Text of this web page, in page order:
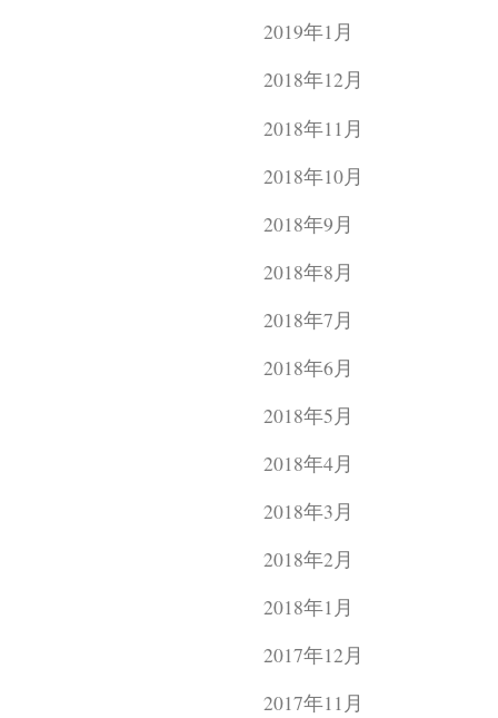
2019年1月
2018年12月
2018年11月
2018年10月
2018年9月
2018年8月
2018年7月
2018年6月
2018年5月
2018年4月
2018年3月
2018年2月
2018年1月
2017年12月
2017年11月